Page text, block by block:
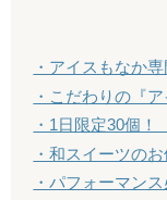
・アイスもなか
・こだわりの『
・1日限定30個！
・和スイーツの
・パフォーマン